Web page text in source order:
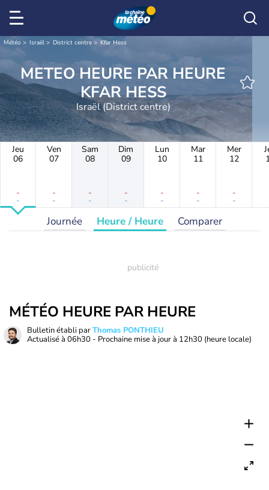
Météo Israël District centre Kfar Hess
METEO HEURE PAR HEURE
KFAR HESS
Israël (District centre)
Jeu
06
-
-
Ven
07
-
-
Sam
08
-
-
Dim
09
-
-
Lun
10
-
-
Mar
11
-
-
Mer
12
-
-
Journée Heure / Heure Comparer
MÉTÉO HEURE PAR HEURE
Bulletin établi parThomas PONTHIEU
Actualisé à 06h30 - Prochaine mise à jour à 12h30 (heure locale)